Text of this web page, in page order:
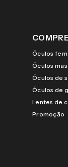
Óculos
Óculos
Óculos de
Óculos de
Lentes de
Promoção